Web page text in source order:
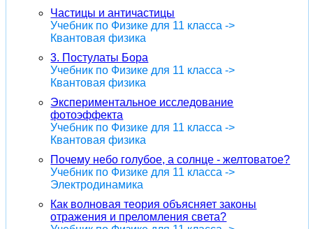
Частицы и античастицы
Учебник по Физике для 11 класса ->
Квантовая физика
3. Постулаты Бора
Учебник по Физике для 11 класса ->
Квантовая физика
Экспериментальное исследование
фотоэффекта
Учебник по Физике для 11 класса ->
Квантовая физика
Почему небо голубое, а солнце - желтоватое?
Учебник по Физике для 11 класса ->
Электродинамика
Как волновая теория объясняет законы
отражения и преломления света?